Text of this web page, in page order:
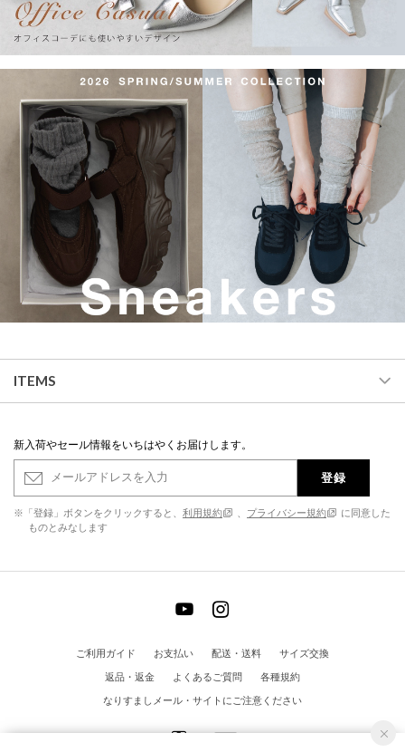
ITEMS
新入荷やセール情報をいちはやくお届けします。
登録
※「登録」ボタンをクリックすると、 利用規約 プライバシー規約
に同意した
ものとみなします
ご利用ガイド お支払い 配送・送料
サイズ交換
返品・返金
よくあるご質問
各種規約
なりすましメール・サイトにご注意ください